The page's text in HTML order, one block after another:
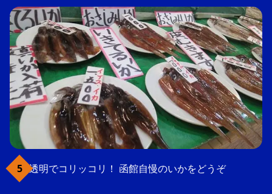
透明でコリッコリ！ 函館自慢のいかをどうぞ